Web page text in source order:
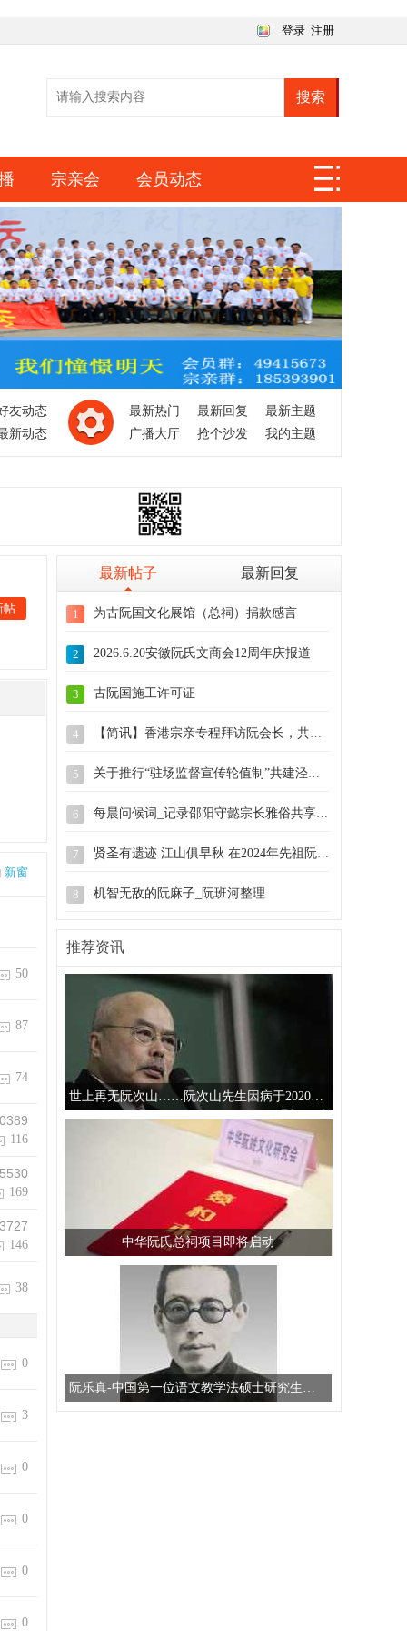
登录 注册
搜索
宗亲会 会员动态
友动态
新动态
最新热门 最新回复
最新主题
广播大厅
抢个沙发 我的主题
帖
新窗
50
87
74
116
169
146
38
0
3
0
0
0
0
最新帖子 最新回复
1 为古阮国文化展馆（总祠）捐款感言
2 2026.6.20安徽阮氏文商会12周年庆报道
3 古阮国施工许可证
4 【简讯】香港宗亲专程拜访阮会长，共商古阮
5 关于推行“驻场监督宣传轮值制”共建泾川总
6 每晨问候词_记录邵阳守懿宗长雅俗共享的文
7 贤圣有遗迹 江山俱早秋 在2024年先祖阮弥之
8 机智无敌的阮麻子_阮班河整理
10 广东潭冈阮氏族谱第二册P146.RHY20260518
推荐资讯
世上再无阮次山……阮次山先生因病于2020年5月17日在
中华阮氏总祠项目即将启动
阮乐真-中国第一位语文教学法硕士研究生导师